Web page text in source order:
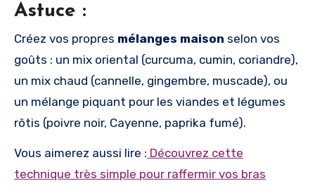
Astuce :
Créez vos propres mélanges maison selon vos
goûts : un mix oriental (curcuma, cumin, coriandre),
un mix chaud (cannelle, gingembre, muscade), ou
un mélange piquant pour les viandes et légumes
rôtis (poivre noir, Cayenne, paprika fumé).
Vous aimerez aussi lire : Découvrez cette
technique très simple pour raffermir vos bras